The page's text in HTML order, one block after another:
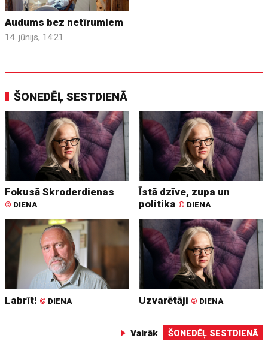
Audums bez netīrumiem
14. jūnijs, 14:21
ŠONEDĒĻ SESTDIENĀ
Fokusā Skroderdienas
© DIENA
Īstā dzīve, zupa un
politika © DIENA
Labrīt! © DIENA Uzvarētāji © DIENA
Vairāk ŠONEDĒĻ SESTDIENĀ